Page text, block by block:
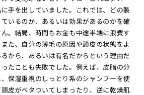
手を出していました。これでは、どの製
いるのか、あるいは効果があるのかを確
。結局、時間もお金も中途半端に浪費す
た、自分の薄毛の原因や頭皮の状態をよ
から、あるいは有名だからという理由だ
たことも失敗でした。例えば、皮脂の分
保湿重視のしっとり系のシャンプーを使
皮がベタついてしまったり、逆に乾燥肌